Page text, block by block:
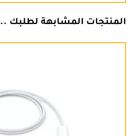
المنتجات المشابهة لطلبك ..